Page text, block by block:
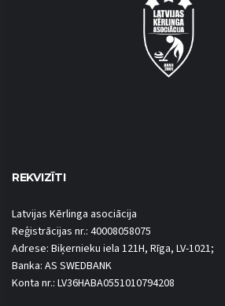
REKVIZĪTI
Latvijas Kērlinga asociācija
Reģistrācijas nr.: 40008058075
Adrese: Biķernieku iela 121H, Rīga, LV-1021;
Banka: AS SWEDBANK
Konta nr.: LV36HABA0551010794208